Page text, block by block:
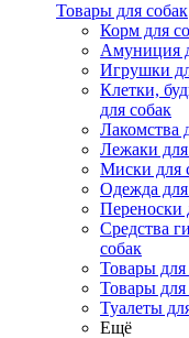
Товары для собак
Корм для
Амуниция
Игрушки
Клетки,
для собак
Лакомства
Лежаки для
Миски для
Одежда для
Переноски
Средства
собак
Товары
Товары
Туалеты
Ещё